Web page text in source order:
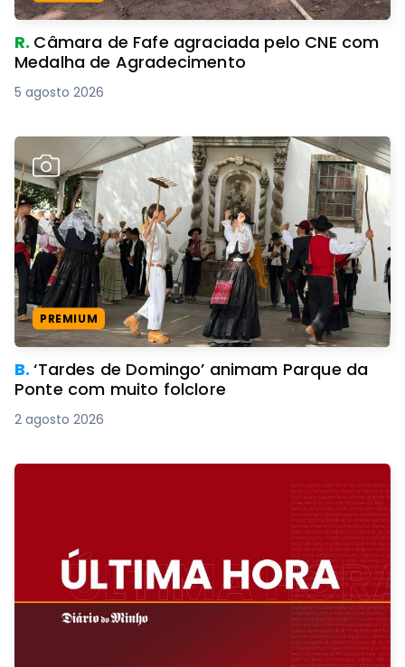
R. Câmara de Fafe agraciada pelo CNE com
Medalha de Agradecimento
5 agosto 2026
PREMIUM
B.‘Tardes de Domingo’ animam Parque da
Ponte com muito folclore
2 agosto 2026